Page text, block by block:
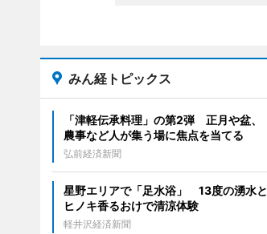
みん経トピックス
「津軽伝承料理」の第2弾 正月や盆、
農事など人が集う場に焦点を当てる
弘前経済新聞
星野エリアで「足水浴」 13度の湧水と
ヒノキ香るおけで清涼体験
軽井沢経済新聞